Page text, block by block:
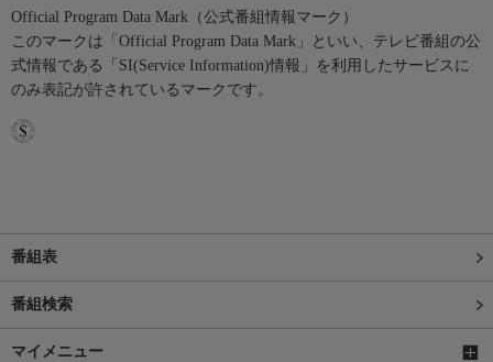
Official Program Data Mark（公式番組情報マーク）
このマークは「Official Program Data Mark」といい、テレビ番組の公
式情報である「SI(Service Information)情報」を利用したサービスに
のみ表記が許されているマークです。
番組表
番組検索
マイメニュー